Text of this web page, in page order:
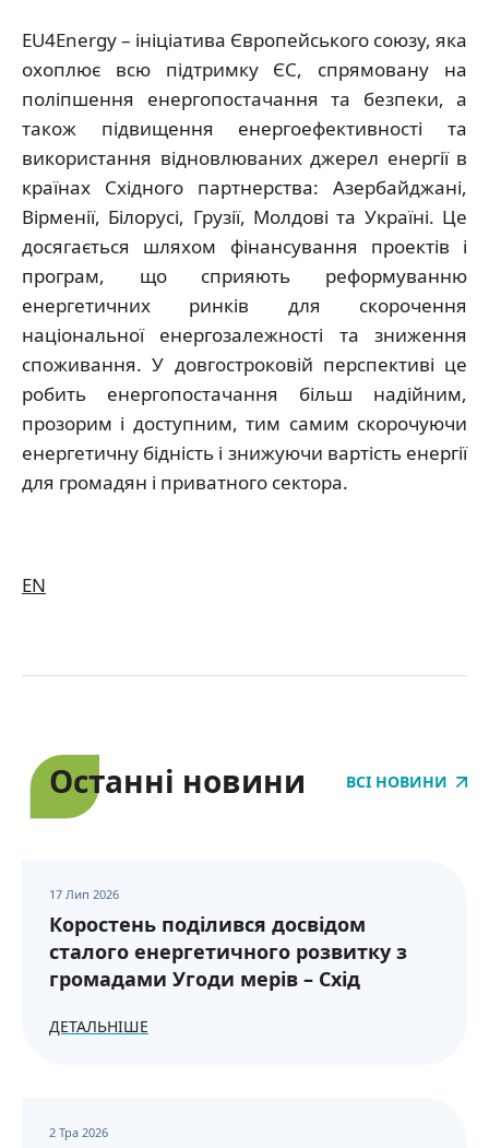
EU4Energy – ініціатива Європейського союзу, яка
охоплює всю підтримку ЄС, спрямовану на
поліпшення енергопостачання та безпеки, а
також підвищення енергоефективності та
використання відновлюваних джерел енергії в
країнах Східного партнерства: Азербайджані,
Вірменії, Білорусі, Грузії, Молдові та Україні. Це
досягається шляхом фінансування проектів і
програм, що сприяють реформуванню
енергетичних ринків для скорочення
національної енергозалежності та зниження
споживання. У довгостроковій перспективі це
робить енергопостачання більш надійним,
прозорим і доступним, тим самим скорочуючи
енергетичну бідність і знижуючи вартість енергії
для громадян і приватного сектора.
EN
Останні новини ВСІ НОВИНИ
17 Лип 2026
Коростень поділився досвідом
сталого енергетичного розвитку з
громадами Угоди мерів – Схід
ДЕТАЛЬНІШЕ
2 Тра 2026